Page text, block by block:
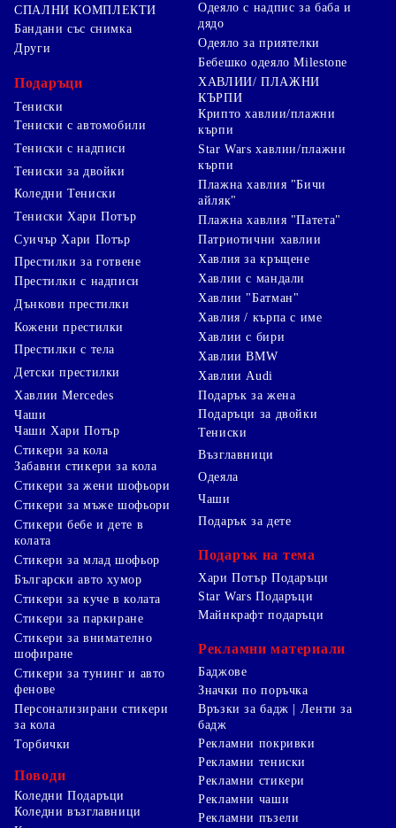
СПАЛНИ КОМПЛЕКТИ
Бандани със снимка
Други
Подаръци
Тениски
Тениски с автомобили
Тениски с надписи
Тениски за двойки
Коледни Тениски
Тениски Хари Потър
Суичър Хари Потър
Престилки за готвене
Престилки с надписи
Дънкови престилки
Кожени престилки
Престилки с тела
Детски престилки
Одеяло с надпис за баба и
дядо
Одеяло за приятелки
Бебешко одеяло Milestone
ХАВЛИИ/ ПЛАЖНИ
КЪРПИ
Крипто хавлии/плажни
кърпи
Star Wars хавлии/плажни
кърпи
Плажна хавлия "Бичи
айляк"
Плажна хавлия "Патета"
Патриотични хавлии
Хавлия за кръщене
Хавлии с мандали
Хавлии "Батман"
Хавлия / кърпа с име
Хавлии с бири
Хавлии BMW
Хавлии Audi
Хавлии Mercedes
Чаши
Чаши Хари Потър
Стикери за кола
Забавни стикери за кола
Стикери за жени шофьори
Стикери за мъже шофьори
Стикери бебе и дете в
колата
Стикери за млад шофьор
Български авто хумор
Стикери за куче в колата
Стикери за паркиране
Стикери за внимателно
шофиране
Стикери за тунинг и авто
фенове
Персонализирани стикери
за кола
Торбички
Поводи
Коледни Подаръци
Коледни възглавници
Подарък за жена
Подаръци за двойки
Тениски
Възглавници
Одеяла
Чаши
Подарък за дете
Подарък на тема
Хари Потър Подаръци
Star Wars Подаръци
Майнкрафт подаръци
Рекламни материали
Баджове
Значки по поръчка
Връзки за бадж | Ленти за
бадж
Рекламни покривки
Рекламни тениски
Рекламни стикери
Рекламни чаши
Рекламни пъзели